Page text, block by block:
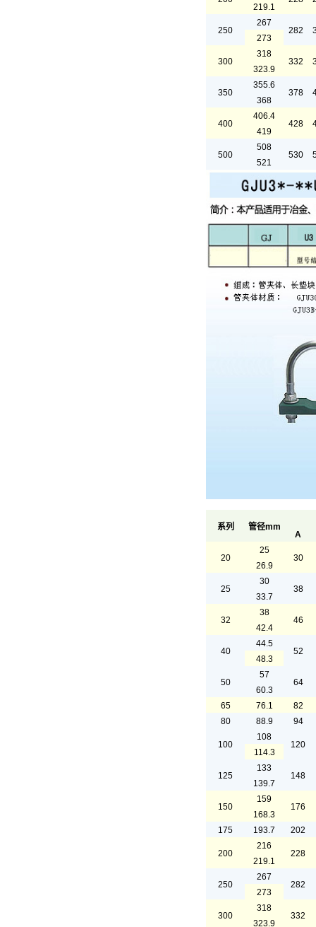
219.1
250
267
282
273
300
318
332
323.9
350
355.6
378
368
400
406.4
428
419
500
508
530
521
系列 管径mm
A
20
25
30
26.9
25
30
38
33.7
32
38
46
42.4
40
44.5
52
48.3
50
57
64
60.3
65
76.1
82
80
88.9 94
100
108
120
114.3
125
133
148
139.7
150
159
176
168.3
175
193.7 202
200
216
228
219.1
250
267
282
273
300
318
332
323.9